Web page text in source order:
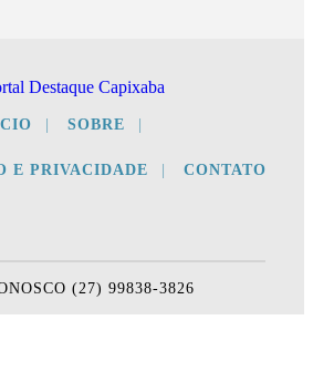
SOBRE
E PRIVACIDADE CONTATO
(27) 99838-3826